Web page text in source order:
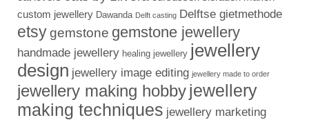
custom jewellery Dawanda Delft casting Delftse gietmethode
etsygemstone gemstone jewellery
handmade jewellery healing jewellery jewellery
design jewellery image editing jewellery made to order
jewellery making hobbyjewellery
making techniques jewellery marketing